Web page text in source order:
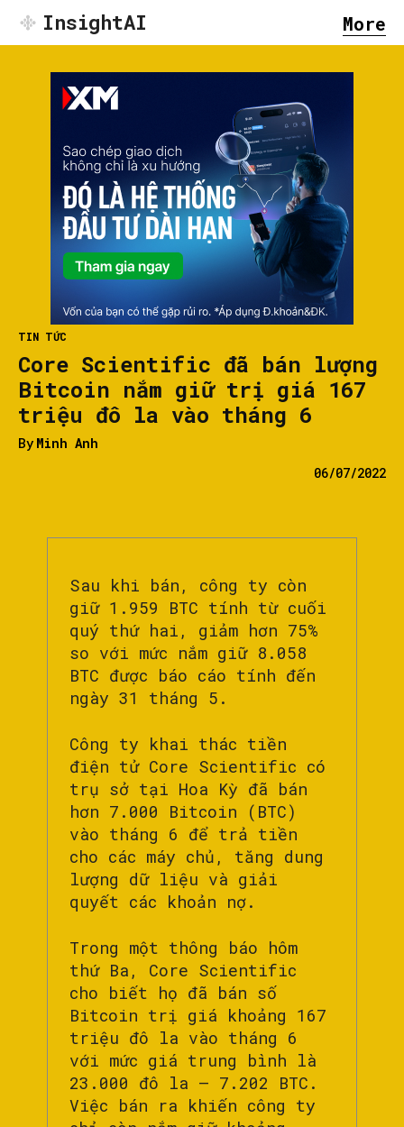
InsightAI More
TIN TỨC
Core Scientific đã bán lượng
Bitcoin nắm giữ trị giá 167
triệu đô la vào tháng 6
By Minh Anh
06/07/2022
Sau khi bán, công ty còn
giữ 1.959 BTC tính từ cuối
quý thứ hai, giảm hơn 75%
so với mức nắm giữ 8.058
BTC được báo cáo tính đến
ngày 31 tháng 5.
Công ty khai thác tiền
điện tử Core Scientific có
trụ sở tại Hoa Kỳ đã bán
hơn 7.000 Bitcoin (BTC)
vào tháng 6 để trả tiền
cho các máy chủ, tăng dung
lượng dữ liệu và giải
quyết các khoản nợ.
Trong một thông báo hôm
thứ Ba, Core Scientific
cho biết họ đã bán số
Bitcoin trị giá khoảng 167
triệu đô la vào tháng 6
với mức giá trung bình là
23.000 đô la – 7.202 BTC.
Việc bán ra khiến công ty